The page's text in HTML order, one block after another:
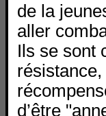
de la
aller
Ils se sont
d’être